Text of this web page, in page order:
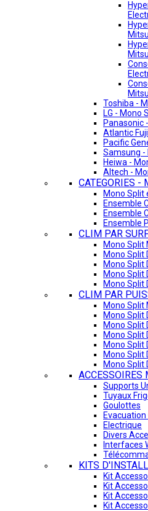
Toshiba -
LG - Mono
Panasonic
Atlantic
Pacific
Samsung -
Heiwa -
Altech -
CATEGORIES -
Mono Split
Ensemble
Ensemble
Ensemble
CLIM PAR
Mono Split
Mono Split
Mono Split
Mono Split
Mono Split
CLIM PAR
Mono Split
Mono Split
Mono Split
Mono Split
Mono Split
Mono Split
Mono Split
Supports
Tuyaux
Goulottes
Electrique
Divers
Interfaces
KITS
Kit
Kit
Kit
Kit